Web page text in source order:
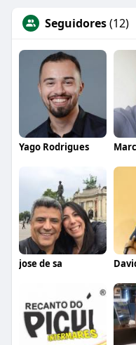
Seguidores(12)
Yago Rodrigues
jose de sa